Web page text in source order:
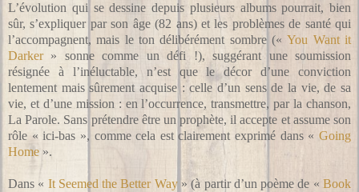
L’évolution qui se dessine depuis plusieurs albums pourrait, bien
sûr, s’expliquer par son âge (82 ans) et les problèmes de santé qui
l’accompagnent, mais le ton délibérément sombre («You Want it
Darker» sonne comme un défi !), suggérant une soumission
résignée à l’inéluctable, n’est que le décor d’une conviction
lentement mais sûrement acquise : celle d’un sens de la vie, de sa
vie, et d’une mission : en l’occurrence, transmettre, par la chanson,
La Parole. Sans prétendre être un prophète, il accepte et assume son
rôle « ici-bas », comme cela est clairement exprimé dans « Going
Home ».
Dans « It Seemed the Better Way » (à partir d’un poème de «Book